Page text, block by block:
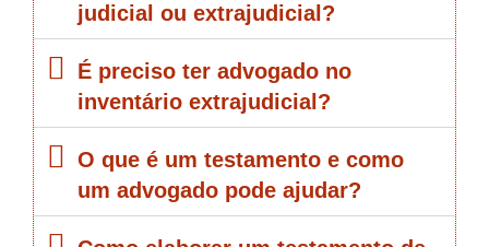
judicial ou extrajudicial?
É preciso ter advogado no
inventário extrajudicial?
O que é um testamento e como
um advogado pode ajudar?